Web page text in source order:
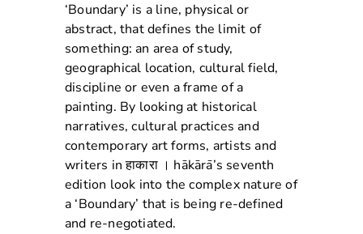
‘Boundary’ is a line, physical or
abstract, that defines the limit of
something: an area of study,
geographical location, cultural field,
discipline or even a frame of a
painting. By looking at historical
narratives, cultural practices and
contemporary art forms, artists and
writers in हाकारा । hākārā’s seventh
edition look into the complex nature of
a ‘Boundary’ that is being re-defined
and re-negotiated.